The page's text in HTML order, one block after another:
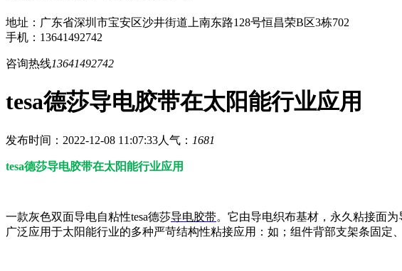
地址：广东省深圳市宝安区沙井街道上南东路128号恒昌荣B区3栋702
手机：13641492742
咨询热线13641492742
tesa德莎导电胶带在太阳能行业应用
发布时间：2022-12-08 11:07:33人气： 1681
tesa德莎导电胶带在太阳能行业应用
一款灰色双面导电自粘性tesa德莎导电胶带。它由导电织布基材，永久粘接面
广泛应用于太阳能行业的多种严苛结构性粘接应用：如；组件背部支架条固定